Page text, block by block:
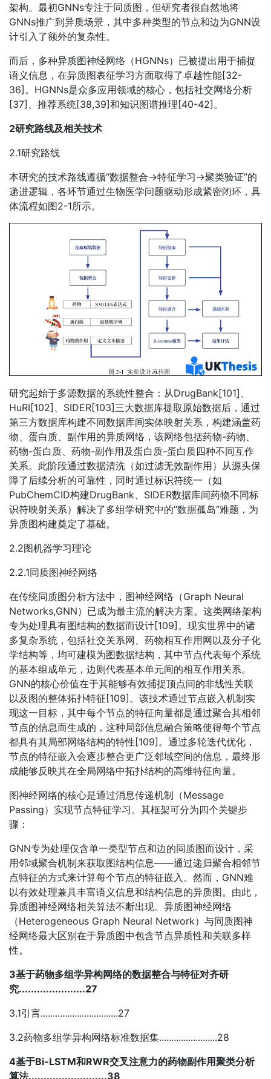
架构。最初GNNs专注于同质图，但研究者很自然地将
GNNs推广到异质场景，其中多种类型的节点和边为GNN设
计引入了额外的复杂性。
而后，多种异质图神经网络（HGNNs）已被提出用于捕捉
语义信息，在异质图表征学习方面取得了卓越性能[32-
36]。HGNNs是众多应用领域的核心，包括社交网络分析
[37]、推荐系统[38,39]和知识图谱推理[40-42]。
2研究路线及相关技术
2.1研究路线
本研究的技术路线遵循“数据整合→特征学习→聚类验证”的
递进逻辑，各环节通过生物医学问题驱动形成紧密闭环，具
体流程如图2-1所示。
研究起始于多源数据的系统性整合：从DrugBank[101]、
HuRI[102]、SIDER[103]三大数据库提取原始数据后，通过
第三方数据库构建不同数据库间实体映射关系，构建涵盖药
物、蛋白质、副作用的异质网络，该网络包括药物-药物、
药物-蛋白质、药物-副作用及蛋白质-蛋白质四种不同互作
关系。此阶段通过数据清洗（如过滤无效副作用）从源头保
障了后续分析的可靠性，同时通过标识符统一（如
PubChemCID构建DrugBank、SIDER数据库间药物不同标
识符映射关系）解决了多组学研究中的“数据孤岛”难题，为
异质图构建奠定了基础。
2.2图机器学习理论
2.2.1同质图神经网络
在传统同质图分析方法中，图神经网络（Graph Neural
Networks,GNN）已成为最主流的解决方案。这类网络架构
专为处理具有图结构的数据而设计[109]。现实世界中的诸
多复杂系统，包括社交关系网、药物相互作用网以及分子化
学结构等，均可建模为图数据结构，其中节点代表每个系统
的基本组成单元，边则代表基本单元间的相互作用关系。
GNN的核心价值在于其能够有效捕捉顶点间的非线性关联
以及图的整体拓扑特征[109]。该技术通过节点嵌入机制实
现这一目标，其中每个节点的特征向量都是通过聚合其相邻
节点的信息而生成的，这种局部信息融合策略使得每个节点
都具有其局部网络结构的特性[109]。通过多轮迭代优化，
节点的特征嵌入会逐步整合更广泛邻域空间的信息，最终形
成能够反映其在全局网络中拓扑结构的高维特征向量。
图神经网络的核心是通过消息传递机制（Message
Passing）实现节点特征学习。其框架可分为四个关键步
骤：
GNN专为处理仅含单一类型节点和边的同质图而设计，采
用邻域聚合机制来获取图结构信息——通过递归聚合相邻节
点特征的方式来计算每个节点的特征嵌入。然而，GNN难
以有效处理兼具丰富语义信息和结构信息的异质图。由此，
异质图神经网络相关算法不断出现。异质图神经网络
（Heterogeneous Graph Neural Network）与同质图神
经网络最大区别在于异质图中包含节点异质性和关联多样
性。
3基于药物多组学异构网络的数据整合与特征对齐研
究......................27
3.1引言................................27
3.2药物多组学异构网络标准数据集........................28
4基于Bi-LSTM和RWR交叉注意力的药物副作用聚类分析
算法..........................38